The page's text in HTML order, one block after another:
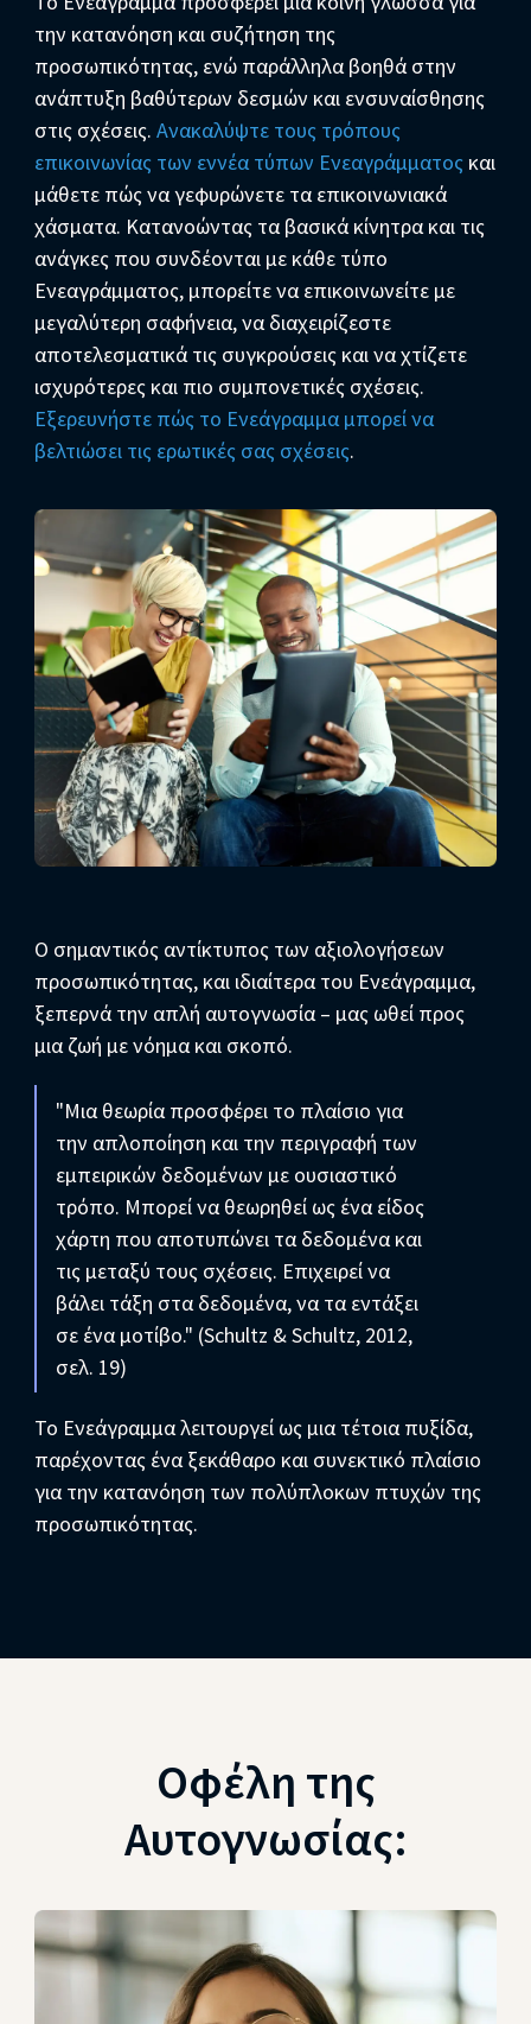
την κατανόηση και συζήτηση της
προσωπικότητας, ενώ παράλληλα βοηθά στην
ανάπτυξη βαθύτερων δεσμών και ενσυναίσθησης
στις σχέσεις. Ανακαλύψτε τους τρόπους
επικοινωνίας των εννέα τύπων Ενεαγράμματος και
μάθετε πώς να γεφυρώνετε τα επικοινωνιακά
χάσματα. Κατανοώντας τα βασικά κίνητρα και τις
ανάγκες που συνδέονται με κάθε τύπο
Ενεαγράμματος, μπορείτε να επικοινωνείτε με
μεγαλύτερη σαφήνεια, να διαχειρίζεστε
αποτελεσματικά τις συγκρούσεις και να χτίζετε
ισχυρότερες και πιο συμπονετικές σχέσεις.
Εξερευνήστε πώς το Ενεάγραμμα μπορεί να
βελτιώσει τις ερωτικές σας σχέσεις.
Ο σημαντικός αντίκτυπος των αξιολογήσεων
προσωπικότητας, και ιδιαίτερα του Ενεάγραμμα,
ξεπερνά την απλή αυτογνωσία – μας ωθεί προς
μια ζωή με νόημα και σκοπό.
"Μια θεωρία προσφέρει το πλαίσιο για
την απλοποίηση και την περιγραφή των
εμπειρικών δεδομένων με ουσιαστικό
τρόπο. Μπορεί να θεωρηθεί ως ένα είδος
χάρτη που αποτυπώνει τα δεδομένα και
τις μεταξύ τους σχέσεις. Επιχειρεί να
βάλει τάξη στα δεδομένα, να τα εντάξει
σε ένα μοτίβο." (Schultz & Schultz, 2012,
σελ. 19)
Το Ενεάγραμμα λειτουργεί ως μια τέτοια πυξίδα,
παρέχοντας ένα ξεκάθαρο και συνεκτικό πλαίσιο
για την κατανόηση των πολύπλοκων πτυχών της
προσωπικότητας.
Οφέλη της
Αυτογνωσίας: